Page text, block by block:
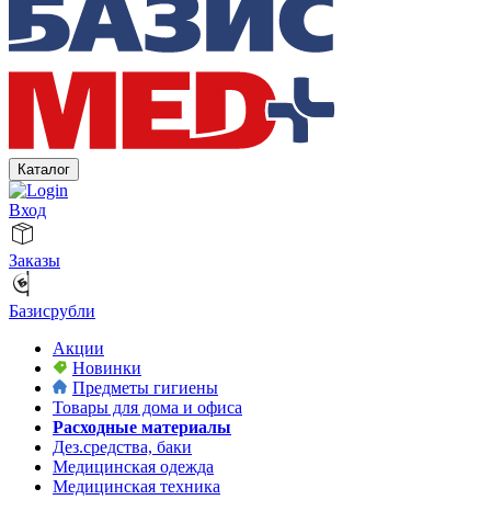
Каталог
Вход
Заказы
Базисрубли
Акции
Новинки
Предметы гигиены
Товары для дома и офиса
Расходные материалы
Дез.средства, баки
Медицинская одежда
Медицинская техника